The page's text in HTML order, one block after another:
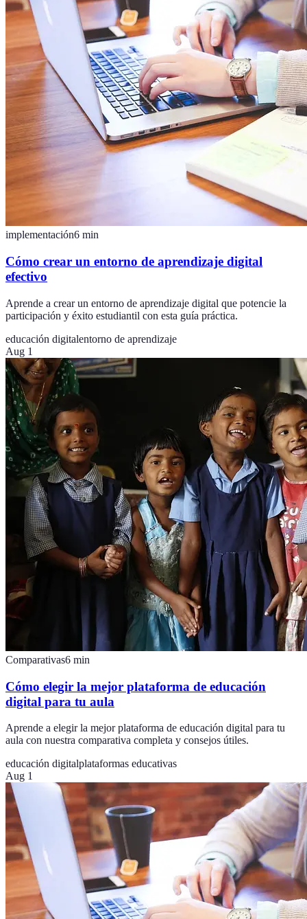
implementación6 min
Cómo crear un entorno de aprendizaje digital
efectivo
Aprende a crear un entorno de aprendizaje digital que potencie la
participación y éxito estudiantil con esta guía práctica.
educación digitalentorno de aprendizaje
Aug 1
Comparativas6 min
Cómo elegir la mejor plataforma de educación
digital para tu aula
Aprende a elegir la mejor plataforma de educación digital para tu
aula con nuestra comparativa completa y consejos útiles.
educación digitalplataformas educativas
Aug 1